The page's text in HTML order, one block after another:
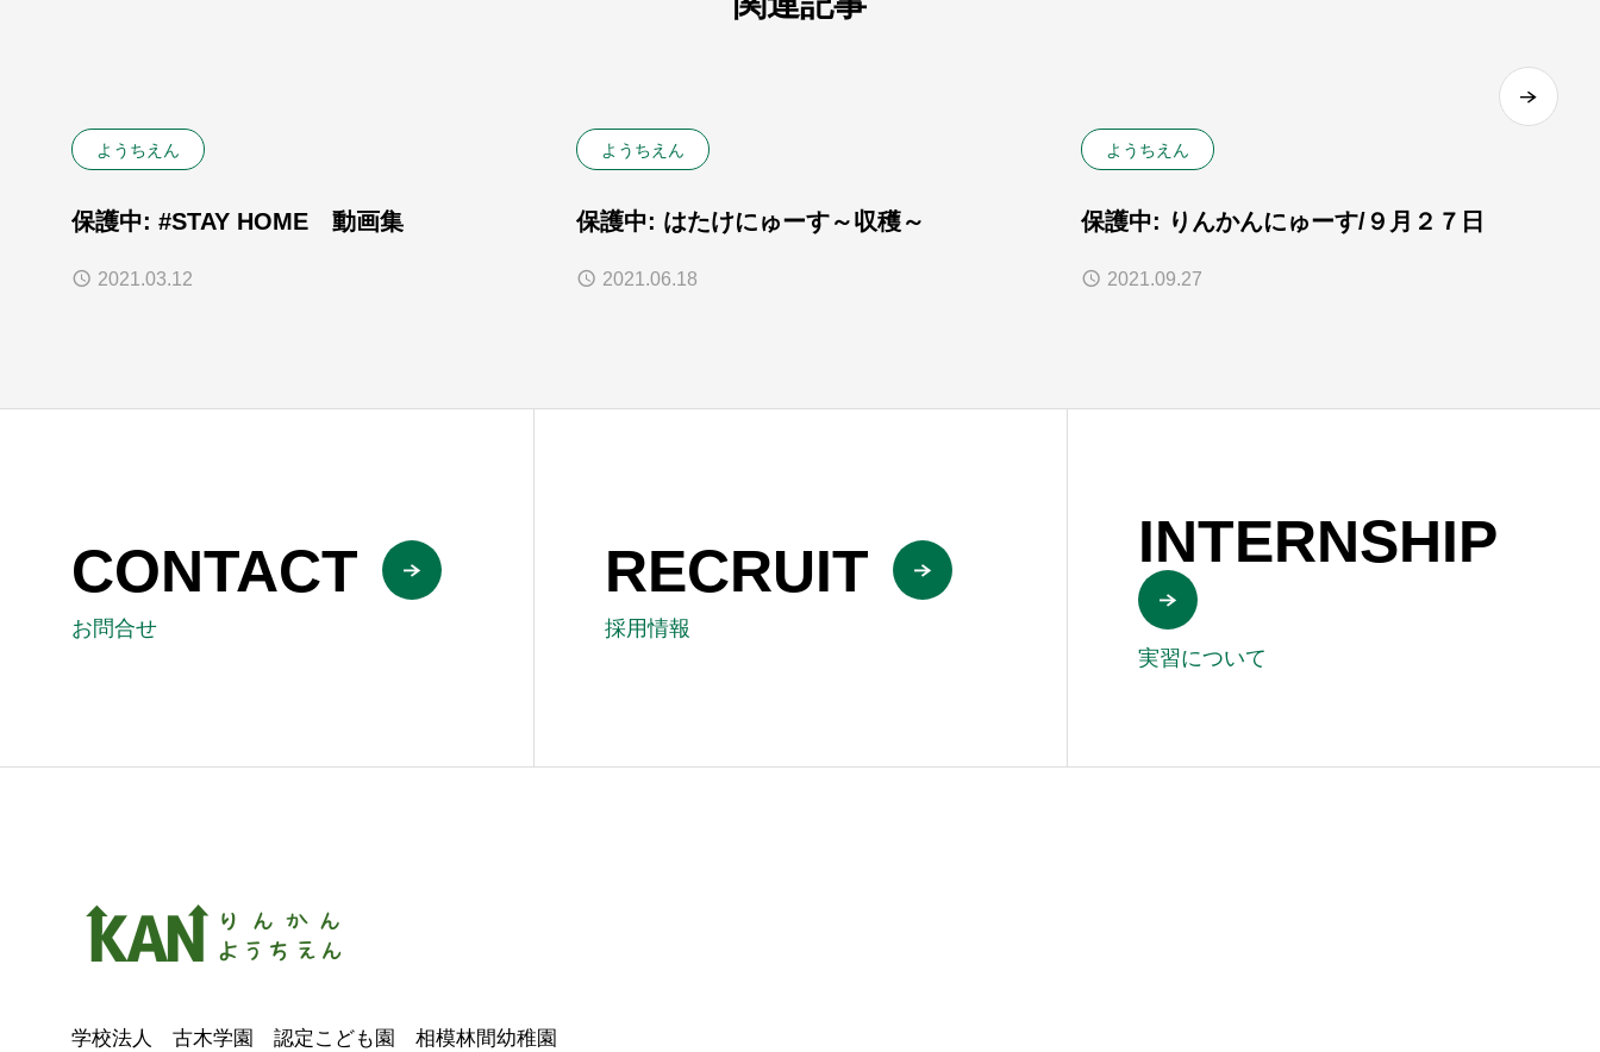
ようちえん
保護中: #STAY HOME 動画集
2021.03.12
ようちえん
保護中: はたけにゅーす～収穫～
2021.06.18
ようちえん
保護中: りんかんにゅーす/９月２７日
2021.09.27
CONTACT
お問合せ
RECRUIT
採用情報
INTERNSHIP
実習について
学校法人 古木学園 認定こども園 相模林間幼稚園